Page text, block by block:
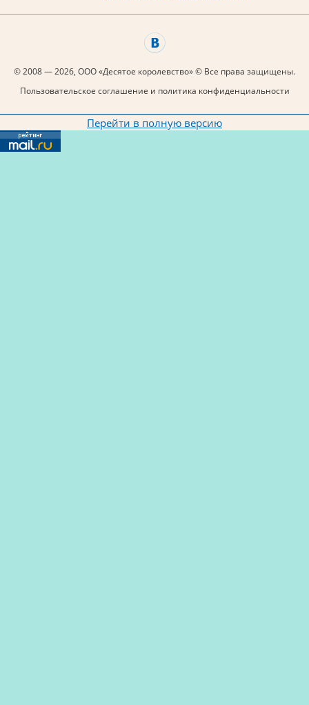
© 2008 — 2026, ООО «Десятое королевство» © Все права защищены.
Пользовательское соглашение и политика конфиденциальности
Перейти в полную версию